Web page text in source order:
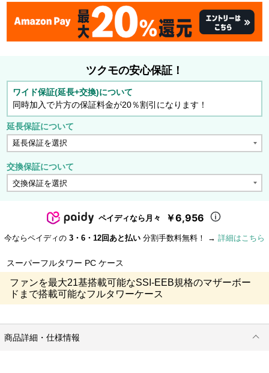
ツクモの安心保証！
ワイド保証(延長+交換)について
同時加入で片方の保証料金が20％割引になります！
延長保証について
交換保証について
ペイディなら月々 ￥6,956
今ならペイディの 3・6・12回あと払い 分割手数料無料！ → 詳細はこちら
スーパーフルタワー PC ケース
ファンを最大21基搭載可能なSSI-EEB規格のマザーボー
ドまで搭載可能なフルタワーケース
商品詳細・仕様情報